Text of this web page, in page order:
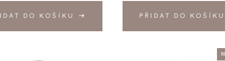
DO KOŠÍKU PŘIDAT DO KOŠÍKU